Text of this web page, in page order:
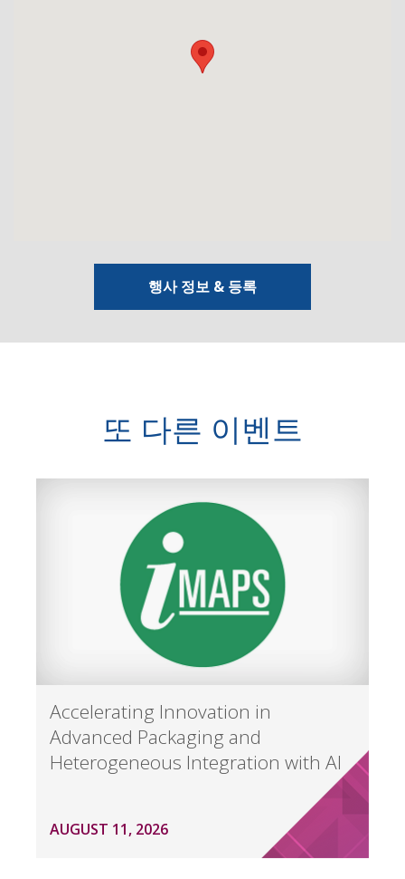
행사 정보 & 등록
또 다른 이벤트
Accelerating Innovation in
Advanced Packaging and
Heterogeneous Integration with AI
AUGUST 11, 2026